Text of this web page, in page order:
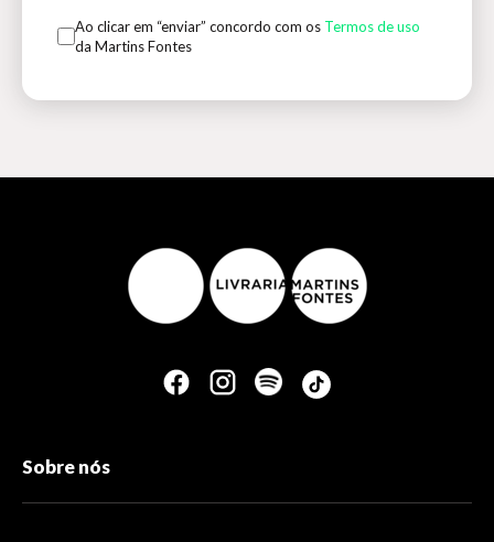
Ao clicar em “enviar” concordo com os Termos de uso
da Martins Fontes
Sobre nós